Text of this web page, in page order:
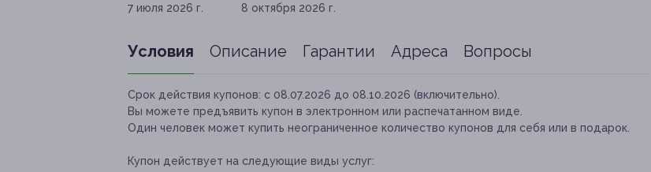
7 июля 2026 г.
8 октября 2026 г.
Условия Описание Гарантии Адреса Вопросы
Срок действия купонов: с 08.07.2026 до 08.10.2026 (включительно).
Вы можете предъявить купон в электронном или распечатанном виде.
Один человек может купить неограниченное количество купонов для себя или в подарок.
Купон действует на следующие виды услуг: